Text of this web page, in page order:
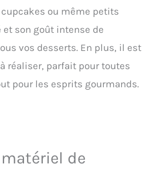
ou même petits
et son goût intense de
vos desserts. En plus, il est
réaliser, parfait pour toutes
pour les esprits gourmands.
de